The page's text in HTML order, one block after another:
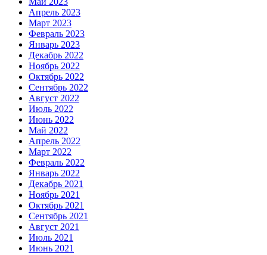
Апрель 2023
Март 2023
Февраль 2023
Январь 2023
Декабрь 2022
Ноябрь 2022
Октябрь 2022
Сентябрь 2022
Август 2022
Июль 2022
Июнь 2022
Май 2022
Апрель 2022
Март 2022
Февраль 2022
Январь 2022
Декабрь 2021
Ноябрь 2021
Октябрь 2021
Сентябрь 2021
Август 2021
Июль 2021
Июнь 2021